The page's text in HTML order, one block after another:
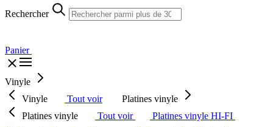
Rechercher
Panier
Vinyle
Vinyle
Tout voir
Platines vinyle
Platines vinyle
Tout voir
Platines vinyle HI-FI